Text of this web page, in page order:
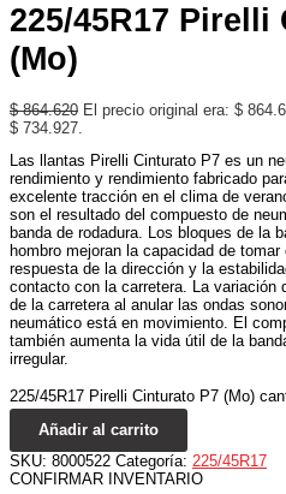
225/45R17 Pirelli
(Mo)
$864.620 El precio original era: $
$ 734.927.
Las llantas Pirelli Cinturato P7 es un
rendimiento y rendimiento fabricado
excelente tracción en el clima de
son el resultado del compuesto de
banda de rodadura. Los bloques de la
hombro mejoran la capacidad de
respuesta de la dirección y la
contacto con la carretera. La variación
de la carretera al anular las ondas
neumático está en movimiento. El
también aumenta la vida útil de la
irregular.
225/45R17 Pirelli Cinturato P7 (Mo)
Añadir al carrito
SKU: 8000522 Categoría: 225/45R17
CONFIRMAR INVENTARIO